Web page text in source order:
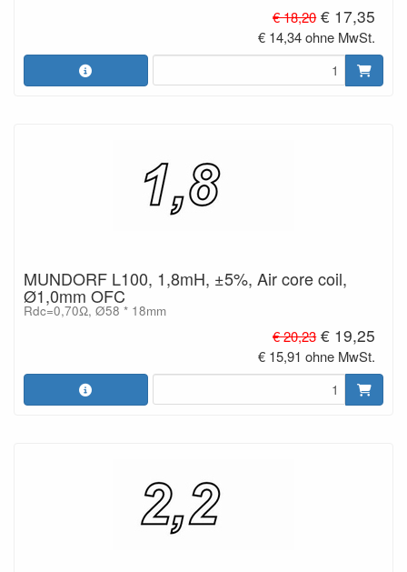
€ 18,20 € 17,35
€ 14,34 ohne MwSt.
MUNDORF L100, 1,8mH, ±5%, Air core coil,
Ø1,0mm OFC
Rdc=0,70Ω, Ø58 * 18mm
€ 20,23 € 19,25
€ 15,91 ohne MwSt.